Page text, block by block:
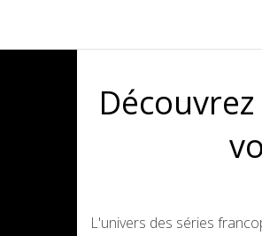
L'univers des séries